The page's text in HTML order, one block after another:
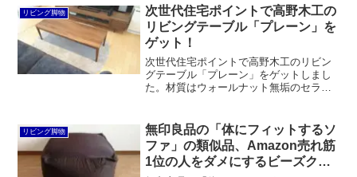
す。冬にはNウォームのカバーも良いでし
ょう。
リビング脚物
次世代住宅ポイントで高野木工の
リビングテーブル「プレーン」を
ゲット！
次世代住宅ポイントで高野木工のリビン
グテーブル「プレーン」をゲットしまし
た。材質はウォールナット無垢のセラウ
形状もそれぞれ2種類から選べて3万円台
からなんてコスパ良すぎます。
リビング脚物
無印良品の「体にフィットするソ
ファ」の類似品、Amazon売れ筋
1位の人をダメにするビーズクッ